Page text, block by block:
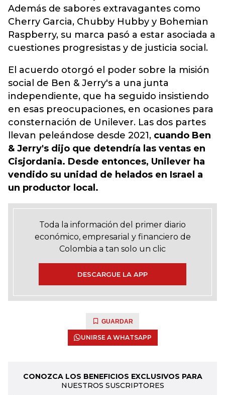
Además de sabores extravagantes como
Cherry Garcia, Chubby Hubby y Bohemian
Raspberry, su marca pasó a estar asociada a
cuestiones progresistas y de justicia social.
El acuerdo otorgó el poder sobre la misión
social de Ben & Jerry's a una junta
independiente, que ha seguido insistiendo
en esas preocupaciones, en ocasiones para
consternación de Unilever. Las dos partes
llevan peleándose desde 2021, cuando Ben
& Jerry's dijo que detendría las ventas en
Cisjordania. Desde entonces, Unilever ha
vendido su unidad de helados en Israel a
un productor local.
Toda la información del primer diario
económico, empresarial y financiero de
Colombia a tan solo un clic
DESCARGUE LA APP
GUARDAR
UNIRSE A WHATSAPP
CONOZCA LOS BENEFICIOS EXCLUSIVOS PARA
NUESTROS SUSCRIPTORES